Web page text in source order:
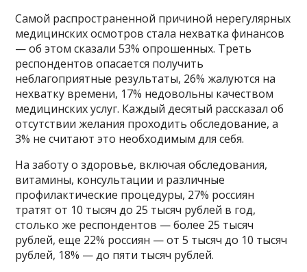
Самой распространенной причиной нерегулярных
медицинских осмотров стала нехватка финансов
— об этом сказали 53% опрошенных. Треть
респондентов опасается получить
неблагоприятные результаты, 26% жалуются на
нехватку времени, 17% недовольны качеством
медицинских услуг. Каждый десятый рассказал об
отсутствии желания проходить обследование, а
3% не считают это необходимым для себя.
На заботу о здоровье, включая обследования,
витамины, консультации и различные
профилактические процедуры, 27% россиян
тратят от 10 тысяч до 25 тысяч рублей в год,
столько же респондентов — более 25 тысяч
рублей, еще 22% россиян — от 5 тысяч до 10 тысяч
рублей, 18% — до пяти тысяч рублей.